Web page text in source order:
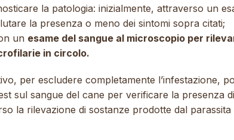
la patologia: inizialmente, attraverso un
la presenza o meno dei sintomi sopra citati;
un esame del sangue al microscopio per
in circolo.
per escludere completamente l’infestazione,
sul sangue del cane per verificare la presenza di
la rilevazione di sostanze prodotte dal parassita